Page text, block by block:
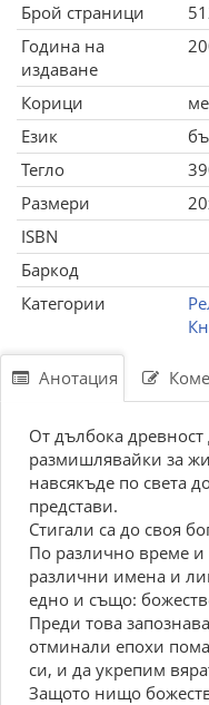
Брой страници
Година на
издаване
Корици
Език
Тегло
Размери
ISBN
Баркод
Категории
Анотация
От дълбока древност
размишлявайки за
навсякъде по света
представи.
Стигали са до своя
По различно време и
различни имена и
едно и също:
Преди това
отминали епохи
си, и да укрепим
Защото нищо